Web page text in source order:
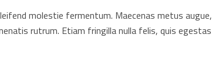
molestie fermentum. Maecenas metus
rutrum. Etiam fringilla nulla felis, quis